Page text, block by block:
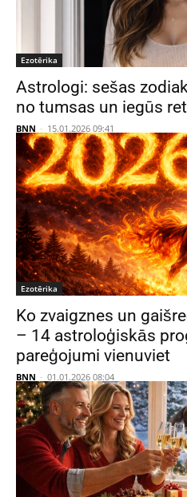
Ezotērika
Astrologi: sešas
no tumsas un iegūs
BNN - 15.01.2026 09:41
Ezotērika
Ko zvaigznes un
– 14 astroloģiskās
pareģojumi vienuviet
BNN - 01.01.2026 08:04